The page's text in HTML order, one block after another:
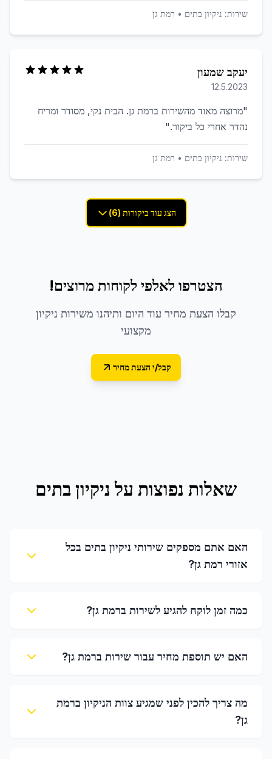
שירות: ניקיון בתים • רמת גן
יעקב שמעון
12.5.2023
"מרוצה מאוד מהשירות ברמת גן. הבית נקי, מסודר ומריח
נהדר אחרי כל ביקור."
שירות: ניקיון בתים • רמת גן
הצג עוד ביקורות (6)
הצטרפו לאלפי לקוחות מרוצים!
קבלו הצעת מחיר עוד היום ותיהנו משירות ניקיון
מקצועי
קבל/י הצעת מחיר
שאלות נפוצות על ניקיון בתים
האם אתם מספקים שירותי ניקיון בתים בכל
אזורי רמת גן?
כמה זמן לוקח להגיע לשירות ברמת גן?
האם יש תוספת מחיר עבור שירות ברמת גן?
מה צריך להכין לפני שמגיע צוות הניקיון ברמת
גן?